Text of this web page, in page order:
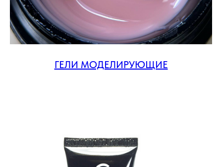
ГЕЛИ МОДЕЛИРУЮЩИЕ